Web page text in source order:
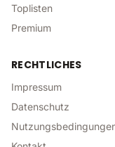
Toplisten
Premium
RECHTLICHES
Impressum
Datenschutz